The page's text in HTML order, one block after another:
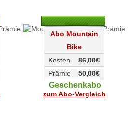
Abo Mountain
Bike
86,00€
Kosten
50,00€
Prämie
Geschenkabo
zum Abo-Vergleich